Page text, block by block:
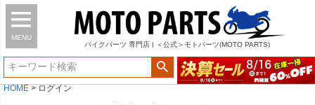
MENU
バイク パーツ 専門店 | ＜公式＞モトパーツ(MOTO PARTS)
HOME ログイン